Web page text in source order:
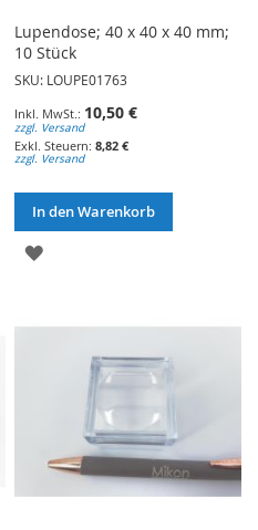
Lupendose; 40 x 40 x 40 mm;
10 Stück
SKU: LOUPE01763
10,50 €
zzgl. Versand
8,82 €
zzgl. Versand
In den Warenkorb
ZUR
HINZUFÜGEN